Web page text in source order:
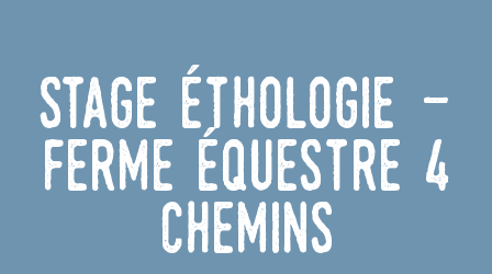
Stage éthologie -
Ferme équestre 4
chemins